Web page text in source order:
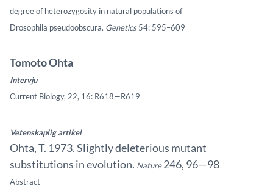
degree of heterozygosity in natural populations of
Drosophila pseudoobscura. Genetics54: 595–609
Tomoto Ohta
Intervju
Current Biology, 22, 16: R618—R619
Vetenskaplig artikel
Ohta, T. 1973. Slightly deleterious mutant
substitutions in evolution. Nature246, 96—98
Abstract